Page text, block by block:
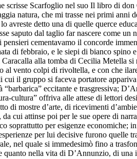
scrisse Scarfoglio nel suo Il libro di
natura, che mi trasse nei primi anni
avreste detto una di quelle querce
saputo dal taglio far nascere come
cementavamo il concorde
di febbraio, e le siepi di bianco spino
alla tomba di Cecilia Metella
al vento colpi di rivoltella, e con che
il gruppo si faceva portatore
eccitante e trasgressiva;
cultura” offriva alle attese di lettori
di mostre d’arte, di ricevimenti
cui attinse poi per le sue opere di
soprattutto per esigenze
per lui decisive furono quelle
nel quale si immedesimò fino a
nella vita di D’Annunzio, di